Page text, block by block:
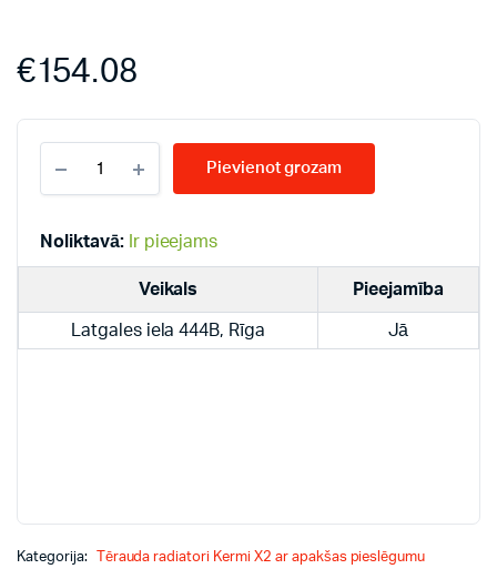
€154.08
KV22-
200*1400
quantity
Pievienot grozam
Noliktavā: Ir pieejams
Veikals Pieejamība
Latgales iela 444B, Rīga Jā
Kategorija: Tērauda radiatori Kermi X2 ar apakšas pieslēgumu